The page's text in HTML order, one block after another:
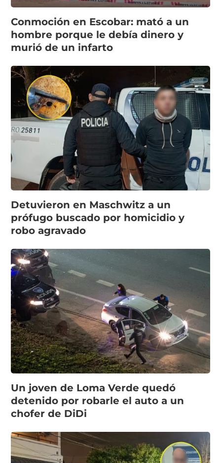
Conmoción en Escobar: mató a un
hombre porque le debía dinero y
murió de un infarto
Detuvieron en Maschwitz a un
prófugo buscado por homicidio y
robo agravado
Un joven de Loma Verde quedó
detenido por robarle el auto a un
chofer de DiDi